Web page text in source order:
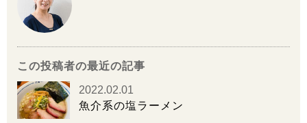
この投稿者の最近の記事
2022.02.01
魚介系の塩ラーメン